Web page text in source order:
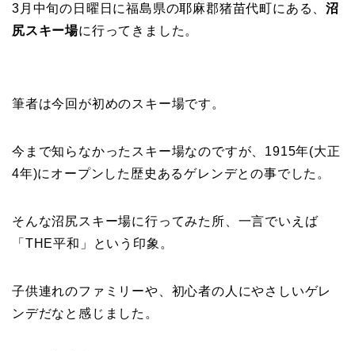
3月中旬の日曜日に福島県の耶麻郡猪苗代町にある、沼
尻スキー場に行ってきました。
筆者は今回が初めのスキー場です。
今まで知らなかったスキー場なのですが、1915年(大正
4年)にオープンした歴史あるゲレンデとの事でした。
そんな沼尻スキー場に行ってみた所、一言でいえば
「THE平和」という印象。
子供連れのファミリーや、初心者の人にやさしいゲレ
ンデだなと感じました。